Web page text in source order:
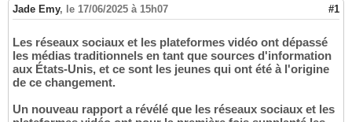
Jade Emy, le 17/06/2025 à 15h07 #1
Les réseaux sociaux et les plateformes vidéo ont dépassé
les médias traditionnels en tant que sources d'information
aux États-Unis, et ce sont les jeunes qui ont été à l'origine
de ce changement.
Un nouveau rapport a révélé que les réseaux sociaux et les